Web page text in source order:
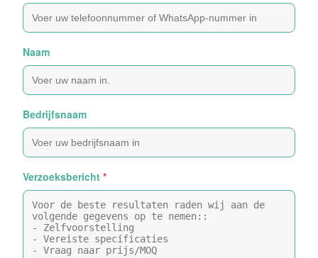
Naam
Bedrijfsnaam
Verzoeksbericht *